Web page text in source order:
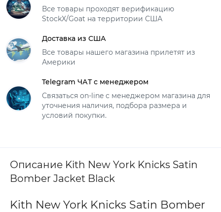
Все товары проходят верификацию
StockX/Goat на территории США
Доставка из США
Все товары нашего магазина прилетят из
Америки
Telegram ЧАТ с менеджером
Связаться on-line с менеджером магазина для
уточнения наличия, подбора размера и
условий покупки.
Описание Kith New York Knicks Satin
Bomber Jacket Black
Kith New York Knicks Satin Bomber